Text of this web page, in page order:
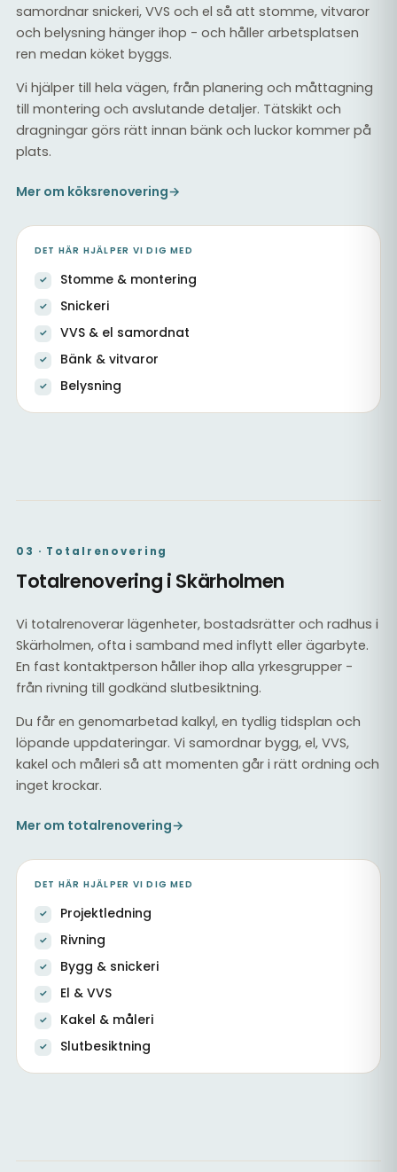
samordnar snickeri, VVS och el så att stomme, vitvaror
och belysning hänger ihop - och håller arbetsplatsen
ren medan köket byggs.
Vi hjälper till hela vägen, från planering och måttagning
till montering och avslutande detaljer. Tätskikt och
dragningar görs rätt innan bänk och luckor kommer på
plats.
Mer om köksrenovering→
DET HÄR HJÄLPER VI DIG MED
Stomme & montering
Snickeri
VVS & el samordnat
Bänk & vitvaror
Belysning
Kök med ny stomme & samordnad VVS
03 · Totalrenovering
Totalrenovering i Skärholmen
Vi totalrenoverar lägenheter, bostadsrätter och radhus i
Skärholmen, ofta i samband med inflytt eller ägarbyte.
En fast kontaktperson håller ihop alla yrkesgrupper -
från rivning till godkänd slutbesiktning.
Du får en genomarbetad kalkyl, en tydlig tidsplan och
löpande uppdateringar. Vi samordnar bygg, el, VVS,
kakel och måleri så att momenten går i rätt ordning och
inget krockar.
Mer om totalrenovering→
DET HÄR HJÄLPER VI DIG MED
Projektledning
Rivning
Bygg & snickeri
El & VVS
Kakel & måleri
Slutbesiktning
Vardagsrum i totalrenoverad villa